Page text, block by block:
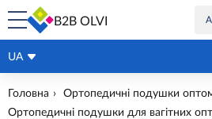
B2B OLVI
UA
Головна
Ортопедичні подушки
Ортопедичні подушки для вагітних